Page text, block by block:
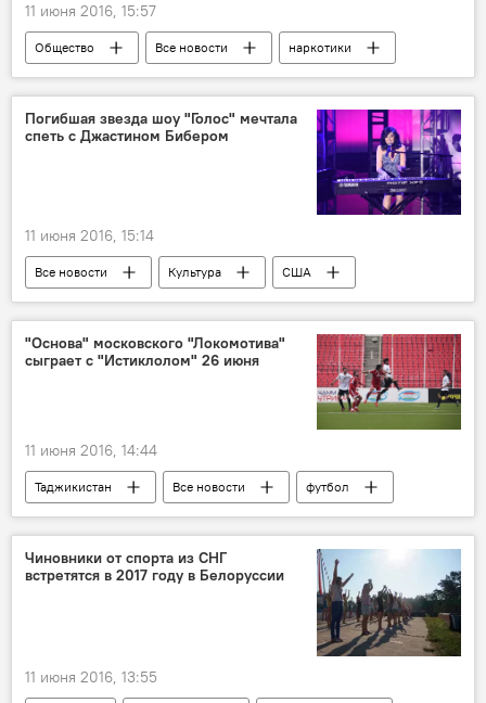
11 июня 2016, 15:57
Общество Все новости
наркотики
Таджикистан
Погибшая звезда шоу "Голос" мечтала
спеть с Джастином Бибером
11 июня 2016, 15:14
Все новости Культура
США
смерть известных людей
"Основа" московского "Локомотива"
сыграет с "Истиклолом" 26 июня
11 июня 2016, 14:44
Таджикистан Все новости
футбол
Россия
ФК "Истиклол"
Чиновники от спорта из СНГ
встретятся в 2017 году в Белоруссии
11 июня 2016, 13:55